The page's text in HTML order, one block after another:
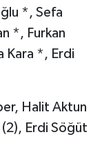
*, Sefa
*, Furkan
Kara *, Erdi
Halit Aktun
Erdi Söğüt